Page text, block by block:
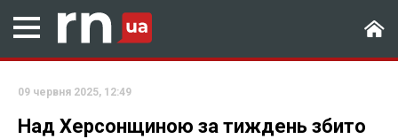
09 червня 2025, 12:49
Над Херсонщиною за тиждень збито